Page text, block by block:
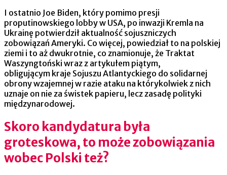
I ostatnio Joe Biden, który pomimo presji
proputinowskiego lobby w USA, po inwazji Kremla na
Ukrainę potwierdził aktualność sojuszniczych
zobowiązań Ameryki. Co więcej, powiedział to na polskiej
ziemi i to aż dwukrotnie, co znamionuje, że Traktat
Waszyngtoński wraz z artykułem piątym,
obligującym kraje Sojuszu Atlantyckiego do solidarnej
obrony wzajemnej w razie ataku na którykolwiek z nich
uznaje on nie za świstek papieru, lecz zasadę polityki
międzynarodowej.
Skoro kandydatura była
groteskowa, to może zobowiązania
wobec Polski też?